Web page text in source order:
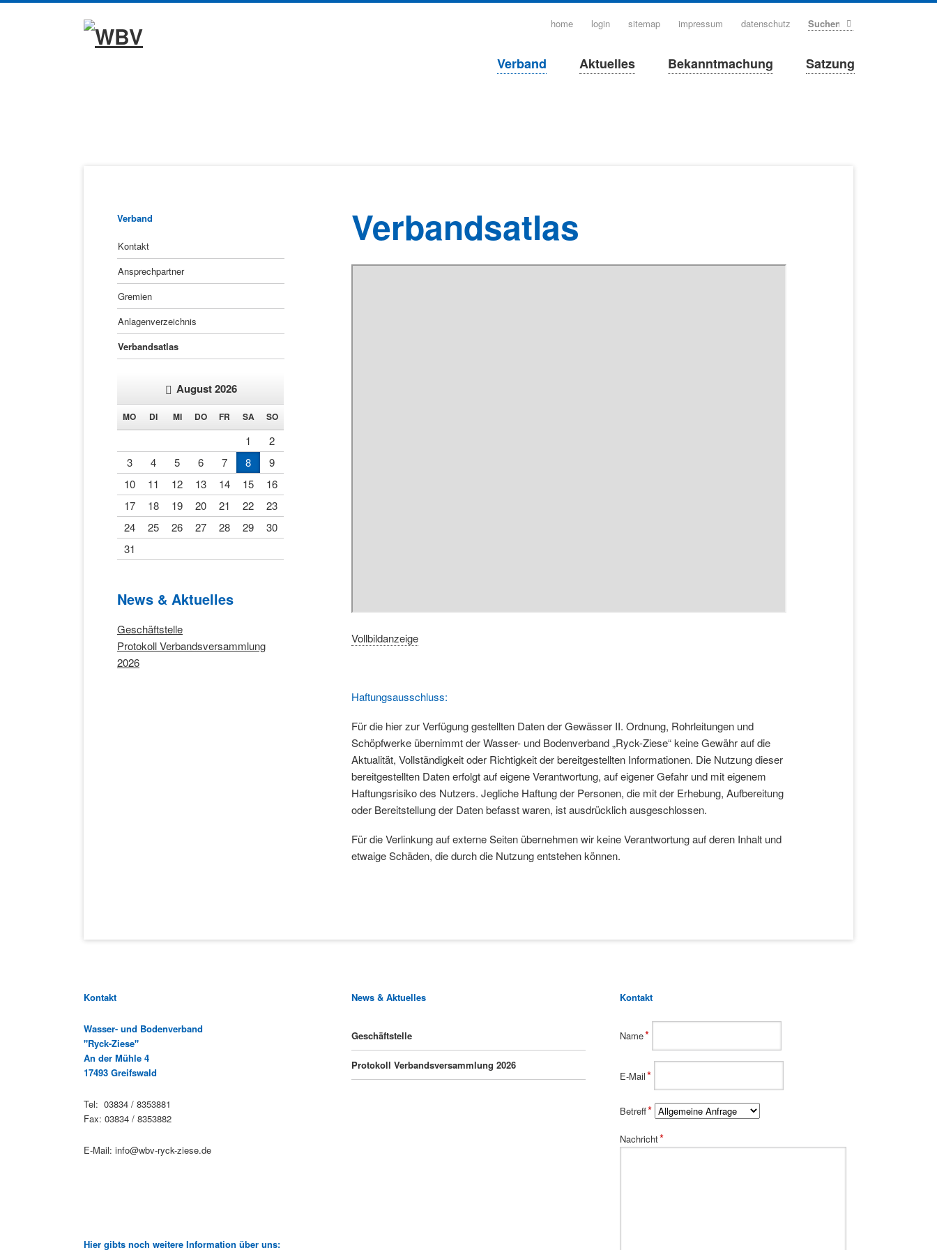
Navigation
überspringen
Verband Aktuelles Bekanntmachung Satzung
Navigation
überspringen
navigation
überspringen
home login sitemap impressum datenschutz
Verbandsatlas
Vollbildanzeige
Haftungsausschluss:
Für die hier zur Verfügung gestellten Daten der Gewässer II. Ordnung, Rohrleitungen und
Schöpfwerke übernimmt der Wasser- und Bodenverband „Ryck-Ziese“ keine Gewähr auf die
Aktualität, Vollständigkeit oder Richtigkeit der bereitgestellten Informationen. Die Nutzung dieser
bereitgestellten Daten erfolgt auf eigene Verantwortung, auf eigener Gefahr und mit eigenem
Haftungsrisiko des Nutzers. Jegliche Haftung der Personen, die mit der Erhebung, Aufbereitung
oder Bereitstellung der Daten befasst waren, ist ausdrücklich ausgeschlossen.
Für die Verlinkung auf externe Seiten übernehmen wir keine Verantwortung auf deren Inhalt und
etwaige Schäden, die durch die Nutzung entstehen können.
Navigation
Verband
Kontakt
Ansprechpartner
Gremien
Anlagenverzeichnis
Verbandsatlas
August 2026
MONTAG
DIENSTAG
MITTWOCH
DONNERSTAG
FR EITAG
SAMSTAG
SONNTAG
1
2
3
4 5 6 7 8
9
10
11 12 13 14 15
16
17
18 19 20 21 22
23
24
25 26 27 28 29
30
31
Startseite
News & Aktuelles
Geschäftstelle
Protokoll Verbandsversammlung
2026
Kontakt
Wasser- und Bodenverband
"Ryck-Ziese"
An der Mühle 4
17493 Greifswald
Tel: 03834 / 8353881
Fax: 03834 / 8353882
E-Mail: info@wbv-ryck-ziese.de
Hier gibts noch weitere Information über uns:
News & Aktuelles
Geschäftstelle
Protokoll Verbandsversammlung 2026
Kontakt
Pflichtfeld
Name*
E-Mail*
Pflichtfeld
Betreff*
Pflichtfeld
Nachricht*